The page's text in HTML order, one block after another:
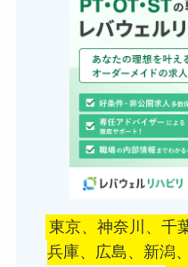
東京、神奈川、千
兵庫、広島、新潟